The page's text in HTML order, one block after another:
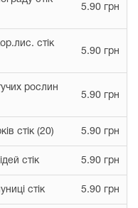
5.90 грн
стік
5.90 грн
рослин
5.90 грн
стік (20) 5.90 грн
стік 5.90 грн
стік 5.90 грн